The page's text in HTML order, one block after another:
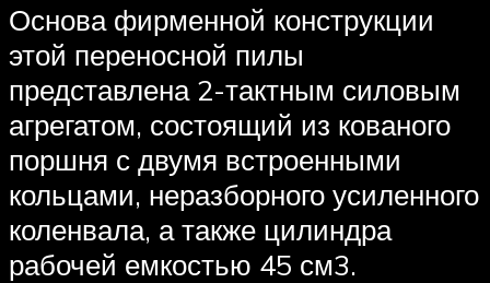
Основа фирменной конструкции
этой переносной пилы
представлена 2-тактным силовым
агрегатом, состоящий из кованого
поршня с двумя встроенными
кольцами, неразборного усиленного
коленвала, а также цилиндра
рабочей емкостью 45 см3.